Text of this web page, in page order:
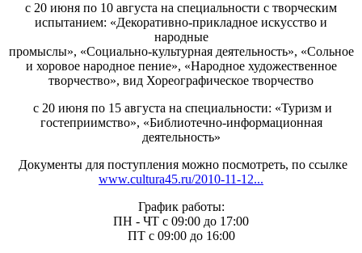
с 20 июня по 10 августа на специальности с творческим
испытанием: «Декоративно-прикладное искусство и
народные
промыслы», «Социально-культурная деятельность», «Сольное
и хоровое народное пение», «Народное художественное
творчество», вид Хореографическое творчество
с 20 июня по 15 августа на специальности: «Туризм и
гостеприимство», «Библиотечно-информационная
деятельность»
Документы для поступления можно посмотреть, по ссылке
www.cultura45.ru/2010-11-12...
График работы:
ПН - ЧТ с 09:00 до 17:00
ПТ с 09:00 до 16:00